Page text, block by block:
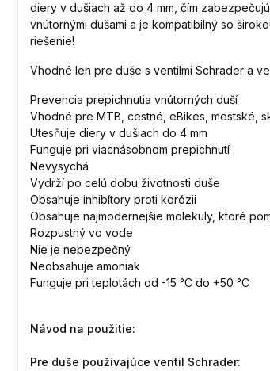
diery v dušiach až do 4 mm, čím
vnútornými dušami a je kompatibilný so
riešenie!
Vhodné len pre duše s ventilmi Schrader a
Prevencia prepichnutia vnútorných duší
Vhodné pre MTB, cestné, eBikes, mestské,
Utesňuje diery v dušiach do 4 mm
Funguje pri viacnásobnom prepichnutí
Nevysychá
Vydrží po celú dobu životnosti duše
Obsahuje inhibítory proti korózii
Obsahuje najmodernejšie molekuly, ktoré
Rozpustný vo vode
Nie je nebezpečný
Neobsahuje amoniak
Funguje pri teplotách od -15 °C do +50 °C
Návod na použitie:
Pre duše používajúce ventil Schrader: